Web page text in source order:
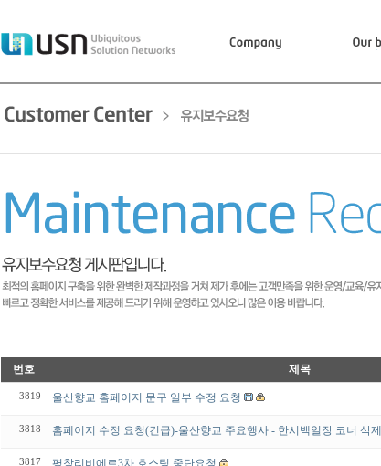
번호 제목
3819 울산향교 홈페이지 문구 일부 수정 요청
3818 홈페이지 수정 요청(긴급)-울산향교 주요행사 - 한시백일장 코너 삭제
3817 평창리비에르3차 호스팅 중단요청